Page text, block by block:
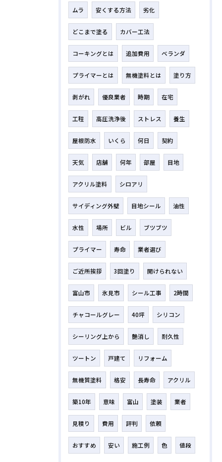
ムラ 安くする方法 劣化
どこまで塗る カバー工法
コーキングとは 追加費用 ベランダ
プライマーとは 無機塗料とは 塗り方
剥がれ 優良業者 時期 在宅
工程 高圧洗浄後 ストレス 養生
屋根防水 いくら 何日 契約
天気 店舗 何年 部屋 目地
アクリル塗料 シロアリ
サイディング外壁 目地シール 油性
水性 場所 ビル ブツブツ
プライマー 寿命 業者選び
ご近所挨拶 3回塗り 開けられない
富山市 氷見市 シール工事 2時間
チャコールグレー 40坪 シリコン
シーリング上から 艶消し 耐久性
ツートン 戸建て リフォーム
無機質塗料 格安 長寿命 アクリル
築10年 意味 富山 塗装 業者
見積り 費用 評判 依頼
おすすめ 安い 施工例 色 値段